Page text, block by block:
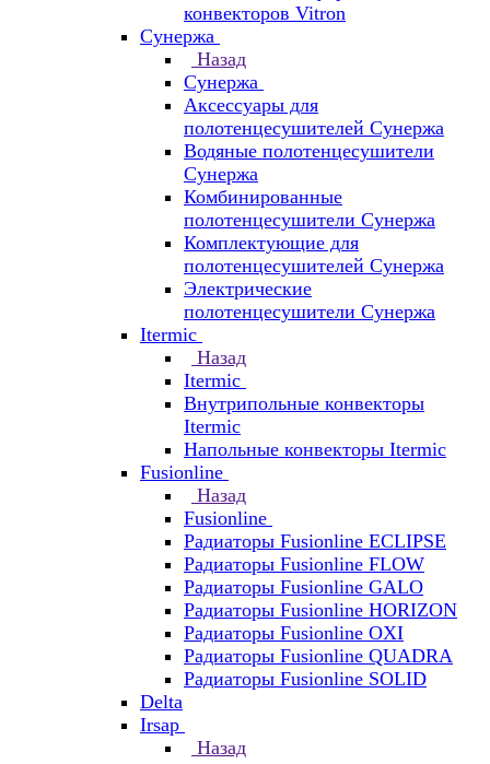
конвекторов Vitron
Сунержа
Назад
Сунержа
Аксессуары для
полотенцесушителей Сунержа
Водяные полотенцесушители
Сунержа
Комбинированные
полотенцесушители Сунержа
Комплектующие для
полотенцесушителей Сунержа
Электрические
полотенцесушители Сунержа
Itermic
Назад
Itermic
Внутрипольные конвекторы
Itermic
Напольные конвекторы Itermic
Fusionline
Назад
Fusionline
Радиаторы Fusionline ECLIPSE
Радиаторы Fusionline FLOW
Радиаторы Fusionline GALO
Радиаторы Fusionline HORIZON
Радиаторы Fusionline OXI
Радиаторы Fusionline QUADRA
Радиаторы Fusionline SOLID
Delta
Irsap
Назад